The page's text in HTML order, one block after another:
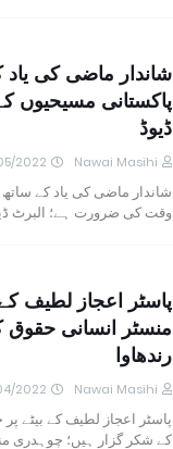
شاندار ماضی کی
پاکستانی مسیحیوں
ڈیوڈ
Nawai Masihi
2/05/2022
شاندار ماضی کی یاد کے
وقت کی ضرورت ہے؛ البرٹ
پاسٹر اعجاز لطیف
منسٹر انسانی
رندھاوا
Nawai Masihi
2/04/2022
پاسٹر اعجاز لطیف کے بیٹے
کے شکر گزار ہیں؛ چوہدری